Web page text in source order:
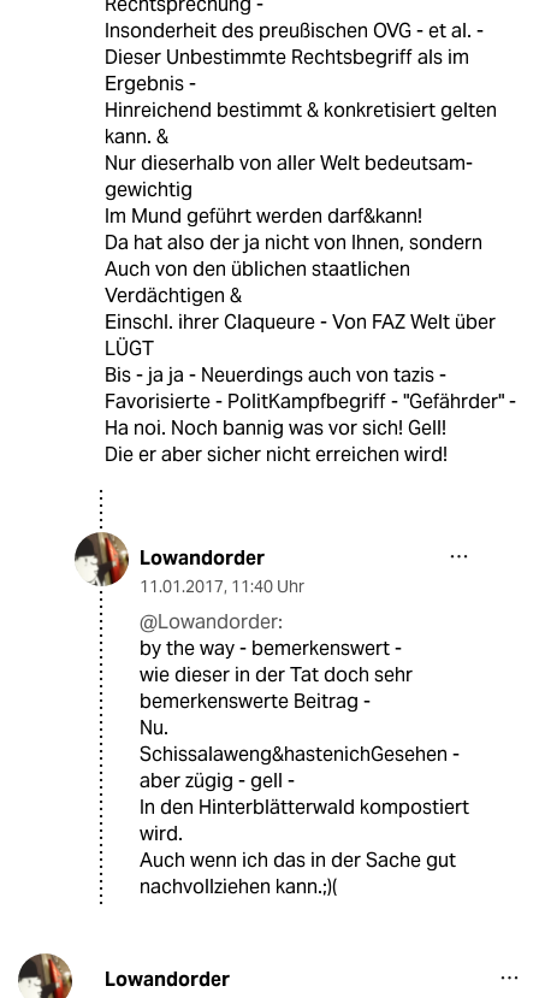
Insonderheit des preußischen OVG - et al. -
Dieser Unbestimmte Rechtsbegriff als im
Ergebnis -
Hinreichend bestimmt & konkretisiert gelten
kann. &
Nur dieserhalb von aller Welt bedeutsam-
gewichtig
Im Mund geführt werden darf&kann!
Da hat also der ja nicht von Ihnen, sondern
Auch von den üblichen staatlichen
Verdächtigen &
Einschl. ihrer Claqueure - Von FAZ Welt über
LÜGT
Bis - ja ja - Neuerdings auch von tazis -
Favorisierte - PolitKampfbegriff - "Gefährder" -
Ha noi. Noch bannig was vor sich! Gell!
Die er aber sicher nicht erreichen wird!
Lowandorder
11.01.2017, 11:40 Uhr
@Lowandorder:
by the way - bemerkenswert -
wie dieser in der Tat doch sehr
bemerkenswerte Beitrag -
Nu.
Schissalaweng&hastenichGesehen -
aber zügig - gell -
In den Hinterblätterwald kompostiert
wird.
Auch wenn ich das in der Sache gut
nachvollziehen kann.;)(
Lowandorder